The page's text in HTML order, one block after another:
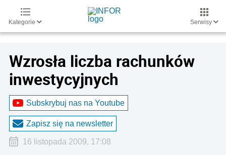
Kategorie Serwisy
Wzrosła liczba rachunków
inwestycyjnych
Subskrybuj nas na Youtube
Zapisz się na newsletter
16 listopada 2009, 17:08